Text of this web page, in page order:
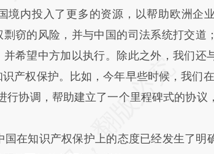
内投入了更多的资源，以帮助欧洲企
窃的风险，并与中国的司法系统打交道
希望中方加以执行。除此之外，我们还
产权保护。比如，今年早些时候，我们
行协调，帮助建立了一个里程碑式的协议
在知识产权保护上的态度已经发生了明